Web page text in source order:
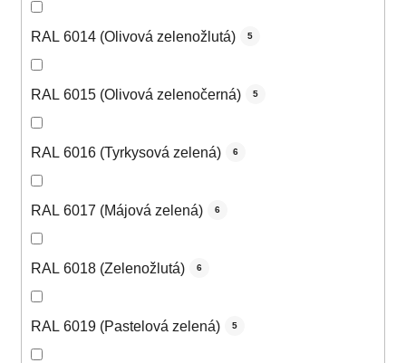
RAL 6014 (Olivová zelenožlutá) 5
RAL 6015 (Olivová zelenočerná) 5
RAL 6016 (Tyrkysová zelená) 6
RAL 6017 (Májová zelená) 6
RAL 6018 (Zelenožlutá) 6
RAL 6019 (Pastelová zelená) 5